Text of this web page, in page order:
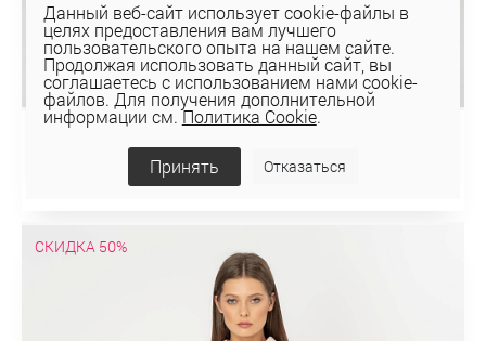
БЛУЗКА 2К-12516-1
137,41 руб
СКИДКА 50%
Данный веб-сайт использует cookie-файлы в
целях предоставления вам лучшего
пользовательского опыта на нашем сайте.
Продолжая использовать данный сайт, вы
соглашаетесь с использованием нами cookie-
файлов. Для получения дополнительной
информации см.Политика Cookie.
Принять Отказаться